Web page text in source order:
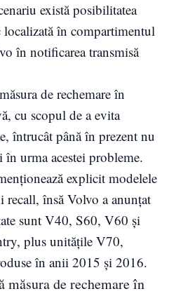
există posibilitatea
localizată în compartimentul
în notificarea transmisă
de rechemare în
cu scopul de a evita
întrucât până în prezent nu
urma acestei probleme.
explicit modelele
recall, însă Volvo a anunțat
sunt V40, S60, V60 și
plus unitățile V70,
în anii 2015 și 2016.
de rechemare în